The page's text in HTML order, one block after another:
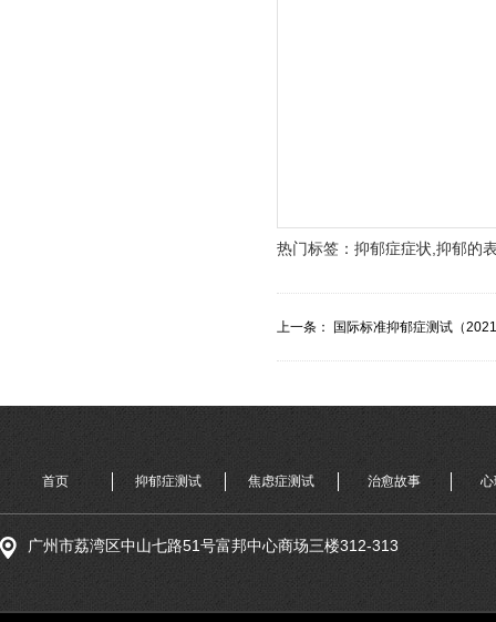
热门标签： 抑郁症症状,抑郁的
上一条： 国际标准抑郁症测试（
首页 抑郁症测试 焦虑症测试 治愈故事
广州市荔湾区中山七路51号富邦中心商场三楼312-313